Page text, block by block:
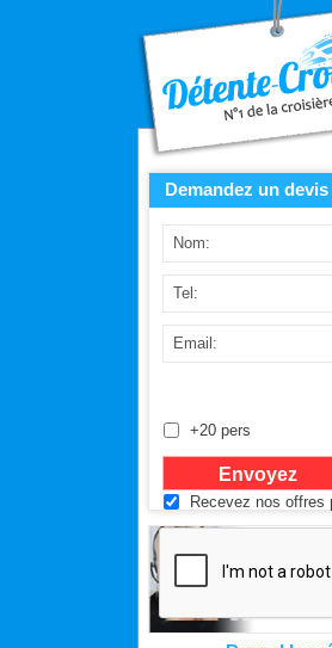
Demandez un
+20 pers
Recevez nos offres